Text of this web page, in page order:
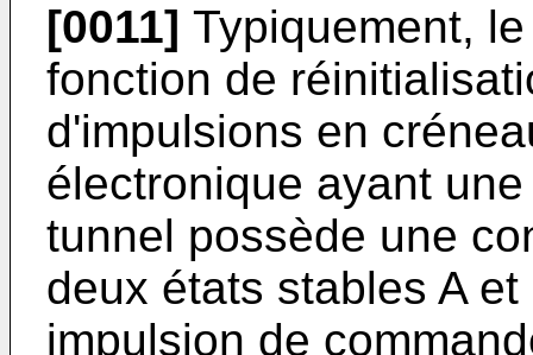
[0011] Typiquement,
fonction de
d'impulsions en
électronique ayant
tunnel possède une
deux états stables A
impulsion de